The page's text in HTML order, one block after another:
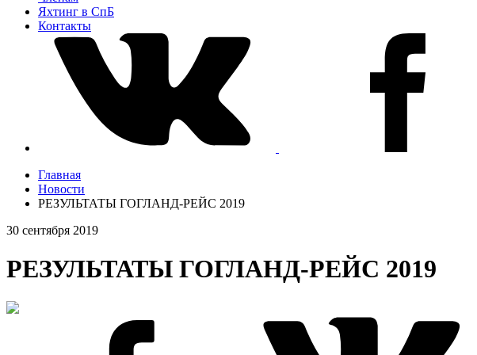
Яхтинг в СпБ
Контакты
Главная
Новости
РЕЗУЛЬТАТЫ ГОГЛАНД-РЕЙС 2019
30 сентября 2019
РЕЗУЛЬТАТЫ ГОГЛАНД-РЕЙС 2019